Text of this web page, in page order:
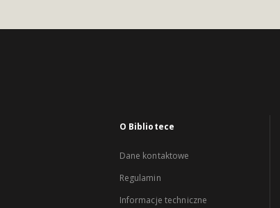
O Bibliotece
Dane kontaktowe
Regulamin
Informacje techniczne